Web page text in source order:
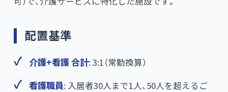
配置基準
介護+看護 合計: 3:1（常勤換算）
看護職員: 入居者30人まで1人、50人を超えるご